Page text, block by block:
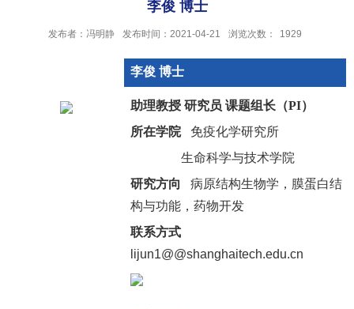
李俊 博士
发布者：冯明静 发布时间：2021-04-21 浏览次数： 1929
李俊 博士
助理教授 研究员 课题组长（PI）
所在学院
免疫化学研究所
生命科学与技术学院
研究方向 病原结构生物学，膜蛋白结
构与功能，药物开发
联系方式
lijun1@@shanghaitech.edu.cn